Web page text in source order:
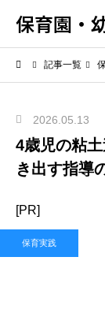
保育園・
記事一覧
2026.05.13
4歳児の粘
き出す指導
[PR]
保育実践